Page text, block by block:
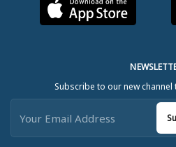
Subscribe to our new